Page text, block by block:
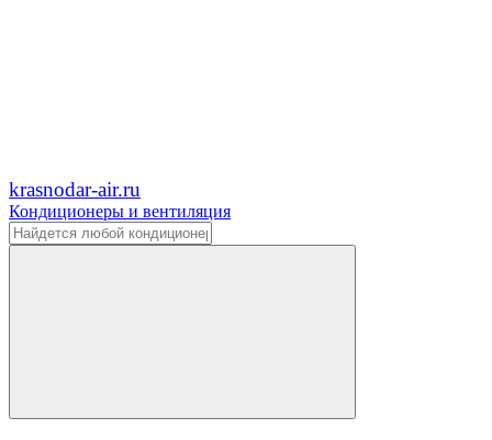
krasnodar-air.ru
Кондиционеры и вентиляция